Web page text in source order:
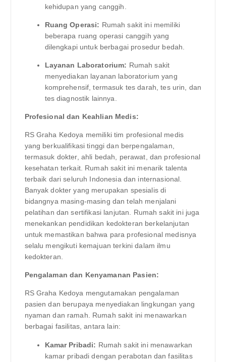
kehidupan yang canggih.
Ruang Operasi: Rumah sakit ini memiliki
beberapa ruang operasi canggih yang
dilengkapi untuk berbagai prosedur bedah.
Layanan Laboratorium: Rumah sakit
menyediakan layanan laboratorium yang
komprehensif, termasuk tes darah, tes urin, dan
tes diagnostik lainnya.
Profesional dan Keahlian Medis:
RS Graha Kedoya memiliki tim profesional medis
yang berkualifikasi tinggi dan berpengalaman,
termasuk dokter, ahli bedah, perawat, dan profesional
kesehatan terkait. Rumah sakit ini menarik talenta
terbaik dari seluruh Indonesia dan internasional.
Banyak dokter yang merupakan spesialis di
bidangnya masing-masing dan telah menjalani
pelatihan dan sertifikasi lanjutan. Rumah sakit ini juga
menekankan pendidikan kedokteran berkelanjutan
untuk memastikan bahwa para profesional medisnya
selalu mengikuti kemajuan terkini dalam ilmu
kedokteran.
Pengalaman dan Kenyamanan Pasien:
RS Graha Kedoya mengutamakan pengalaman
pasien dan berupaya menyediakan lingkungan yang
nyaman dan ramah. Rumah sakit ini menawarkan
berbagai fasilitas, antara lain:
Kamar Pribadi: Rumah sakit ini menawarkan
kamar pribadi dengan perabotan dan fasilitas